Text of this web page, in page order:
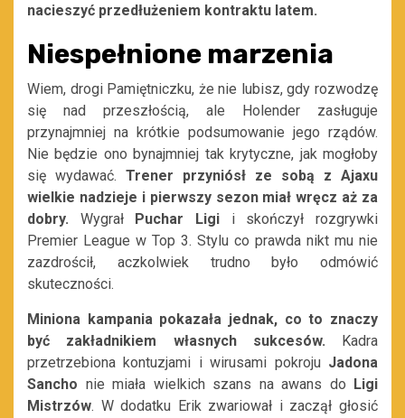
nacieszyć przedłużeniem kontraktu latem.
Niespełnione marzenia
Wiem, drogi Pamiętniczku, że nie lubisz, gdy rozwodzę
się nad przeszłością, ale Holender zasługuje
przynajmniej na krótkie podsumowanie jego rządów.
Nie będzie ono bynajmniej tak krytyczne, jak mogłoby
się wydawać. Trener przyniósł ze sobą z Ajaxu
wielkie nadzieje i pierwszy sezon miał wręcz aż za
dobry. Wygrał Puchar Ligi i skończył rozgrywki
Premier League w Top 3. Stylu co prawda nikt mu nie
zazdrościł, aczkolwiek trudno było odmówić
skuteczności.
Miniona kampania pokazała jednak, co to znaczy
być zakładnikiem własnych sukcesów. Kadra
przetrzebiona kontuzjami i wirusami pokroju Jadona
Sancho nie miała wielkich szans na awans do
Ligi
Mistrzów. W dodatku Erik zwariował i zaczął głosić